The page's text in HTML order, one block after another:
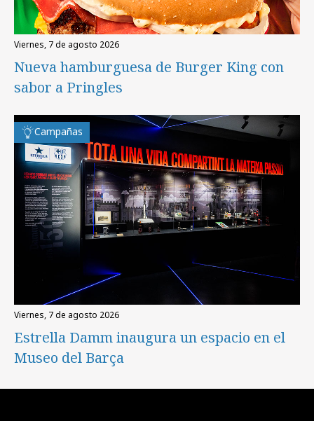
viernes, 7 de agosto 2026
Nueva hamburguesa de Burger King con
sabor a Pringles
Campañas
viernes, 7 de agosto 2026
Estrella Damm inaugura un espacio en el
Museo del Barça